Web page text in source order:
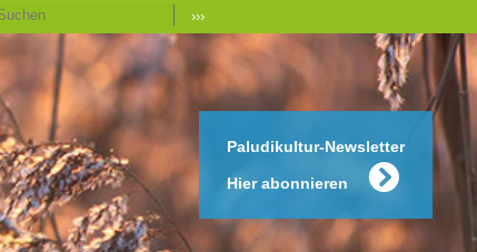
Paludikultur-Newsletter
Hier abonnieren
›››